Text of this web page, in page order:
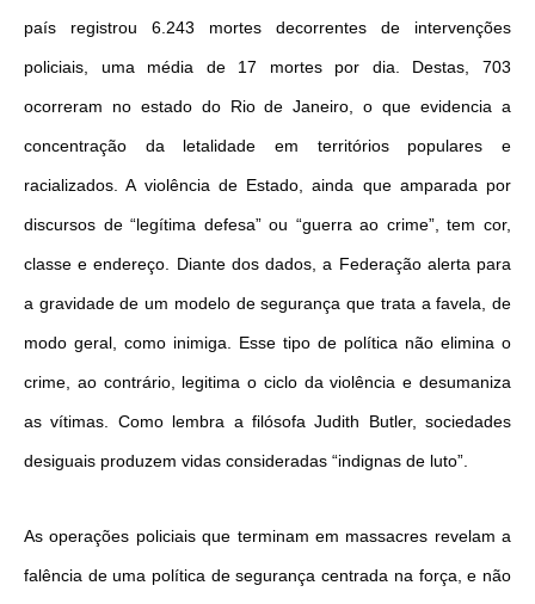
país registrou 6.243 mortes decorrentes de intervenções
policiais, uma média de 17 mortes por dia. Destas, 703
ocorreram no estado do Rio de Janeiro, o que evidencia a
concentração da letalidade em territórios populares e
racializados. A violência de Estado, ainda que amparada por
discursos de “legítima defesa” ou “guerra ao crime”, tem cor,
classe e endereço. Diante dos dados, a Federação alerta para
a gravidade de um modelo de segurança que trata a favela, de
modo geral, como inimiga. Esse tipo de política não elimina o
crime, ao contrário, legitima o ciclo da violência e desumaniza
as vítimas. Como lembra a filósofa Judith Butler, sociedades
desiguais produzem vidas consideradas “indignas de luto”.
As operações policiais que terminam em massacres revelam a
falência de uma política de segurança centrada na força, e não